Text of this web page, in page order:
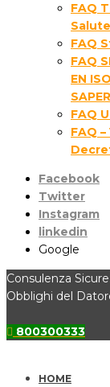
FAQ
FAQ
FAQ
EN
FAQ
FAQ
Facebook
Twitter
Instagram
linkedin
Google
Consulenza
Obblighi del
800300333
HOME